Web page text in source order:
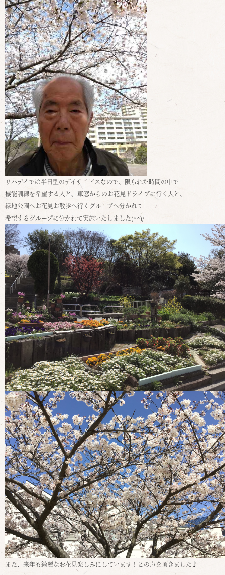
リハデイでは半日型のデイサービスなので、限られた時間の中で
機能訓練を希望する人と、車窓からのお花見ドライブに行く人と、
緑地公園へお花見お散歩へ行くグループへ分かれて
希望するグループに分かれて実施いたしました(^^)/
また、来年も綺麗なお花見楽しみにしています！との声を頂きました♪